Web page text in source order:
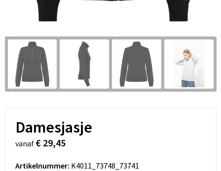
Damesjasje
vanaf € 29,45
Artikelnummer: K4011_73748_73741